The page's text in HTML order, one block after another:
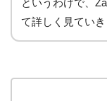
て詳しく見ていき